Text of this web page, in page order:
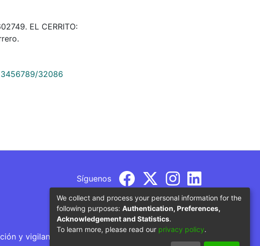
EL CERRITO:
32086
Síguenos
y vigilancia por parte del Ministerio de Educación
We collect and process your personal information for the
following purposes: Authentication, Preferences,
Acknowledgement and Statistics.
To learn more, please read our privacy policy.